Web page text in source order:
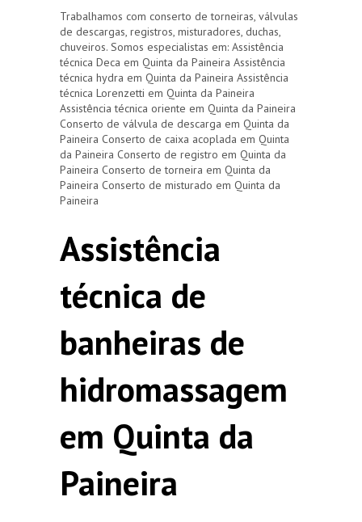
Trabalhamos com conserto de torneiras, válvulas
de descargas, registros, misturadores, duchas,
chuveiros. Somos especialistas em: Assistência
técnica Deca em Quinta da Paineira Assistência
técnica hydra em Quinta da Paineira Assistência
técnica Lorenzetti em Quinta da Paineira
Assistência técnica oriente em Quinta da Paineira
Conserto de válvula de descarga em Quinta da
Paineira Conserto de caixa acoplada em Quinta
da Paineira Conserto de registro em Quinta da
Paineira Conserto de torneira em Quinta da
Paineira Conserto de misturado em Quinta da
Paineira
Assistência
técnica de
banheiras de
hidromassagem
em Quinta da
Paineira